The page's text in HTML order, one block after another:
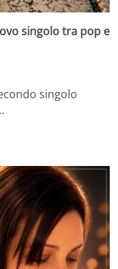
singolo tra pop e
singolo